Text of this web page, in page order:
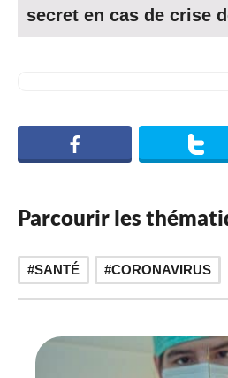
secret en cas de crise
Parcourir les
SANTÉ CORONAVIRUS